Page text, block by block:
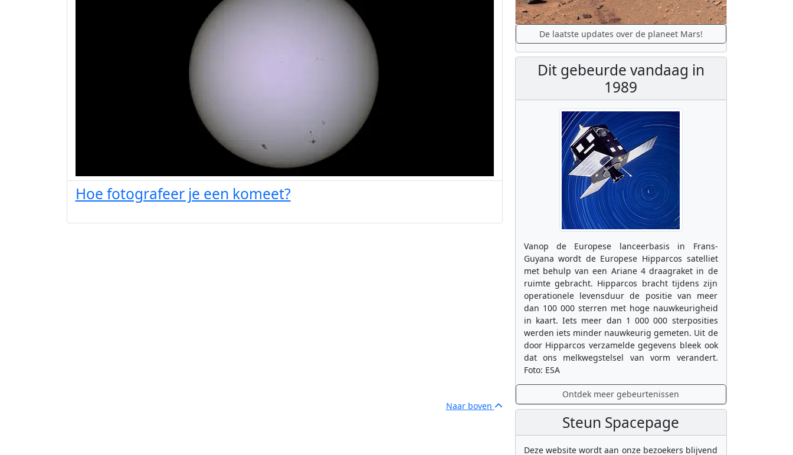
Hoe fotografeer je een komeet?
Naar boven
De laatste updates over de planeet Mars!
Dit gebeurde vandaag in
1989
Vanop de Europese lanceerbasis in Frans-
Guyana wordt de Europese Hipparcos satelliet
met behulp van een Ariane 4 draagraket in de
ruimte gebracht. Hipparcos bracht tijdens zijn
operationele levensduur de positie van meer
dan 100 000 sterren met hoge nauwkeurigheid
in kaart. Iets meer dan 1 000 000 sterposities
werden iets minder nauwkeurig gemeten. Uit de
door Hipparcos verzamelde gegevens bleek ook
dat ons melkwegstelsel van vorm verandert.
Foto: ESA
Ontdek meer gebeurtenissen
Steun Spacepage
Deze website wordt aan onze bezoekers blijvend